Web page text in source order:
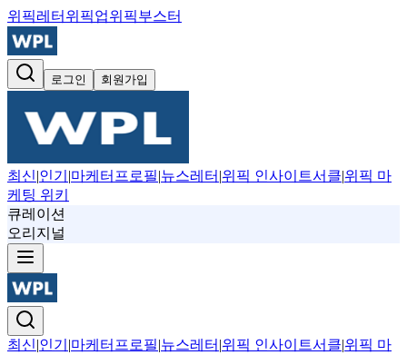
위픽레터 위픽업위픽부스터
로그인 회원가입
최신|인기 |마케터프로필|뉴스레터 |위픽 인사이트서클|위픽 마
케팅 위키
큐레이션
오리지널
최신|인기 |마케터프로필|뉴스레터 |위픽 인사이트서클|위픽 마